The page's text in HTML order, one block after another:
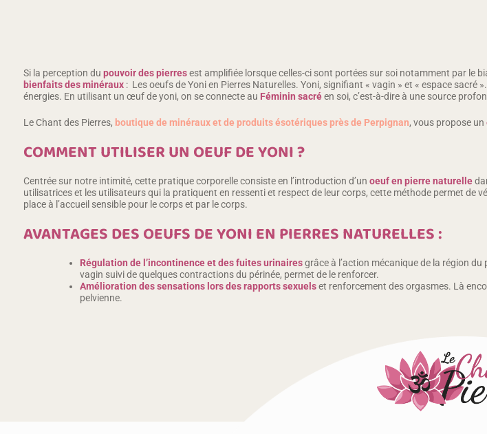
Si la perception du pouvoir des pierresest amplifiée lorsque celles-ci sont portées sur soi notamment par le
bienfaits des minéraux: Les oeufs de Yoni en Pierres Naturelles. Yoni, signifiant « vagin » et « espace
énergies. En utilisant un œuf de yoni, on se connecte au Féminin sacréen soi, c’est-à-dire à une source
Le Chant des Pierres, boutique de minéraux et de produits ésotériques près de Perpignan, vous propose un
COMMENT UTILISER UN OEUF DE YONI ?
Centrée sur notre intimité, cette pratique corporelle consiste en l’introduction d’un oeuf en pierre naturelle
utilisatrices et les utilisateurs qui la pratiquent en ressenti et respect de leur corps, cette méthode permet de
place à l’accueil sensible pour le corps et par le corps.
AVANTAGES DES OEUFS DE YONI EN PIERRES NATURELLES :
Régulation de l’incontinence et des fuites urinairesgrâce à l’action mécanique de la région du
vagin suivi de quelques contractions du périnée, permet de le renforcer.
Amélioration des sensations lors des rapports sexuelset renforcement des orgasmes. Là
pelvienne.